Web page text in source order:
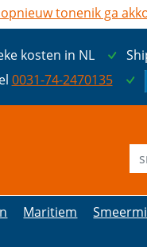
kosten in NL
0031-74-2470135
Maritiem
tonenik ga